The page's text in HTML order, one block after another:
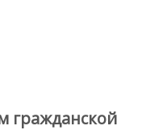
гражданской